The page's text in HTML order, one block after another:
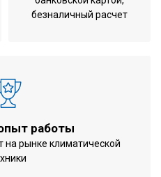
( нагрев )
0,038 кВт
20 кг
безналичный расчет
работы
на рынке климатической